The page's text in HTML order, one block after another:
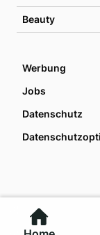
Beauty
Werbung
Jobs
Datenschutz